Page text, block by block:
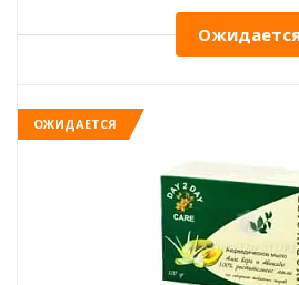
ОЖИДАЕТСЯ